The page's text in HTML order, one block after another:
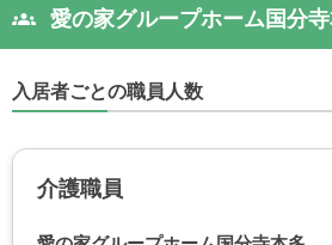
愛の家グループホーム国分
入居者ごとの職員人数
介護職員